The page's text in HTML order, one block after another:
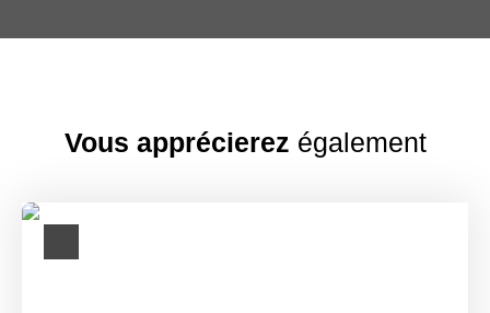
Vous apprécierez également